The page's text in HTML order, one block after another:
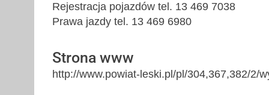
Rejestracja pojazdów tel. 13 469 7038
Prawa jazdy tel. 13 469 6980
Strona www
http://www.powiat-leski.pl/pl/304,367,382/2/